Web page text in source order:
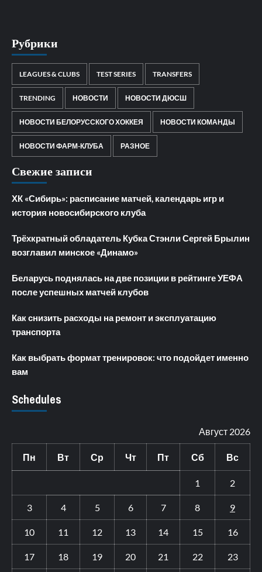
Рубрики
LEAGUES & CLUBS TEST SERIES TRANSFERS
TRENDING НОВОСТИ НОВОСТИ ДЮСШ
НОВОСТИ БЕЛОРУССКОГО ХОККЕЯ НОВОСТИ КОМАНДЫ
НОВОСТИ ФАРМ-КЛУБА РАЗНОЕ
Свежие записи
ХК «Сибирь»: расписание матчей, календарь игр и
история новосибирского клуба
Трёхкратный обладатель Кубка Стэнли Сергей Брылин
возглавил минское «Динамо»
Беларусь поднялась на две позиции в рейтинге УЕФА
после успешных матчей клубов
Как снизить расходы на ремонт и эксплуатацию
транспорта
Как выбрать формат тренировок: что подойдет именно
вам
Schedules
Август 2026
Пн Вт Ср Чт Пт Сб Вс
1 2
3 4 5 6 7 8 9
10 11 12 13 14 15 16
17 18 19 20 21 22 23